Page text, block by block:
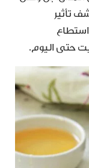
تأثير
حتى اليوم.